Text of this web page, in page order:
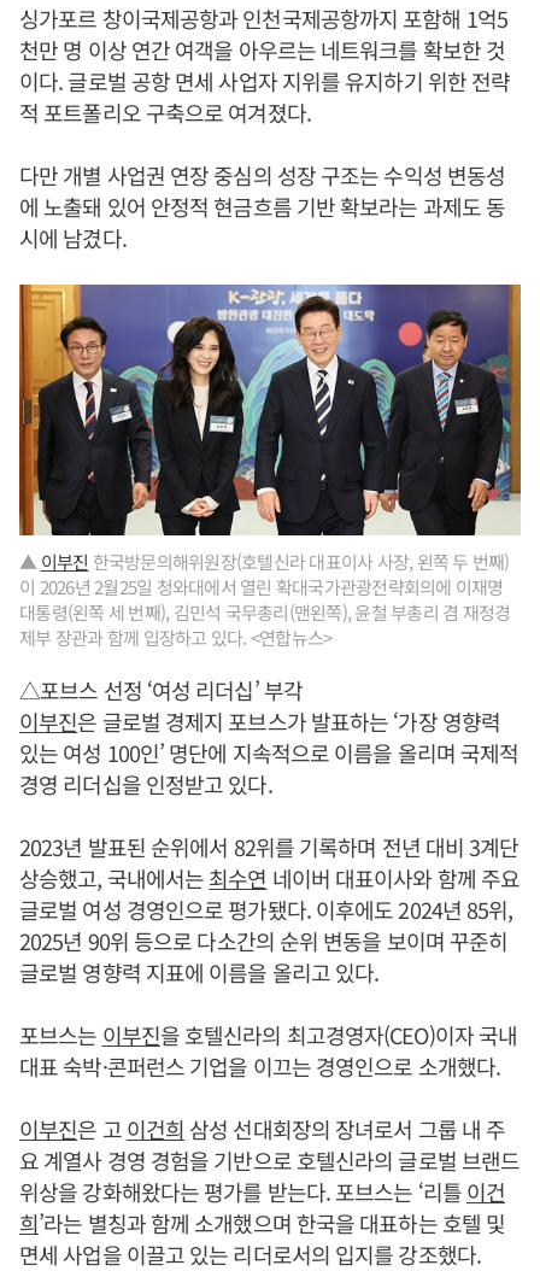
싱가포르 창이국제공항과 인천국제공항까지 포함해 1억5
천만 명 이상 연간 여객을 아우르는 네트워크를 확보한 것
이다. 글로벌 공항 면세 사업자 지위를 유지하기 위한 전략
적 포트폴리오 구축으로 여겨졌다.
다만 개별 사업권 연장 중심의 성장 구조는 수익성 변동성
에 노출돼 있어 안정적 현금흐름 기반 확보라는 과제도 동
시에 남겼다.
▲ 이부진 한국방문의해위원장(호텔신라 대표이사 사장, 왼쪽 두 번째)
이 2026년 2월25일 청와대에서 열린 확대국가관광전략회의에 이재명
대통령(왼쪽 세 번째), 김민석 국무총리(맨왼쪽), 윤철 부총리 겸 재정경
제부 장관과 함께 입장하고 있다. <연합뉴스>
△포브스 선정 ‘여성 리더십’ 부각
이부진은 글로벌 경제지 포브스가 발표하는 ‘가장 영향력
있는 여성 100인’ 명단에 지속적으로 이름을 올리며 국제적
경영 리더십을 인정받고 있다.
2023년 발표된 순위에서 82위를 기록하며 전년 대비 3계단
상승했고, 국내에서는최수연 네이버 대표이사와 함께 주요
글로벌 여성 경영인으로 평가됐다. 이후에도 2024년 85위,
2025년 90위 등으로 다소간의 순위 변동을 보이며 꾸준히
글로벌 영향력 지표에 이름을 올리고 있다.
포브스는 이부진을 호텔신라의 최고경영자(CEO)이자 국내
대표 숙박·콘퍼런스 기업을 이끄는 경영인으로 소개했다.
이부진은 고이건희 삼성 선대회장의 장녀로서 그룹 내 주
요 계열사 경영 경험을 기반으로 호텔신라의 글로벌 브랜드
위상을 강화해왔다는 평가를 받는다. 포브스는 ‘리틀이건
희’라는 별칭과 함께 소개했으며 한국을 대표하는 호텔 및
면세 사업을 이끌고 있는 리더로서의 입지를 강조했다.